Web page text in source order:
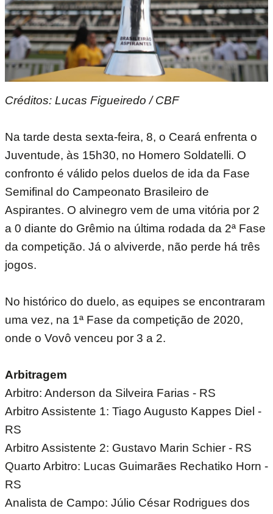
Créditos: Lucas Figueiredo / CBF
Na tarde desta sexta-feira, 8, o Ceará enfrenta o
Juventude, às 15h30, no Homero Soldatelli. O
confronto é válido pelos duelos de ida da Fase
Semifinal do Campeonato Brasileiro de
Aspirantes. O alvinegro vem de uma vitória por 2
a 0 diante do Grêmio na última rodada da 2ª Fase
da competição. Já o alviverde, não perde há três
jogos.
No histórico do duelo, as equipes se encontraram
uma vez, na 1ª Fase da competição de 2020,
onde o Vovô venceu por 3 a 2.
Arbitragem
Arbitro: Anderson da Silveira Farias - RS
Arbitro Assistente 1: Tiago Augusto Kappes Diel -
RS
Arbitro Assistente 2: Gustavo Marin Schier - RS
Quarto Arbitro: Lucas Guimarães Rechatiko Horn -
RS
Analista de Campo: Júlio César Rodrigues dos